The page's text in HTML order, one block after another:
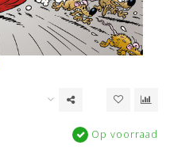
Op voorraad